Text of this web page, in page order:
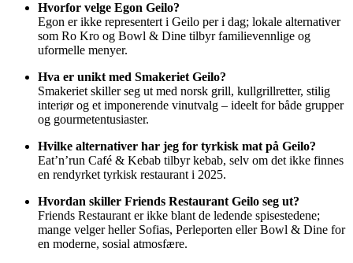
Hvorfor velge Egon Geilo?
Egon er ikke representert i Geilo per i dag; lokale alternativer
som Ro Kro og Bowl & Dine tilbyr familievennlige og
uformelle menyer.
Hva er unikt med Smakeriet Geilo?
Smakeriet skiller seg ut med norsk grill, kullgrillretter, stilig
interiør og et imponerende vinutvalg – ideelt for både grupper
og gourmetentusiaster.
Hvilke alternativer har jeg for tyrkisk mat på Geilo?
Eat’n’run Café & Kebab tilbyr kebab, selv om det ikke finnes
en rendyrket tyrkisk restaurant i 2025.
Hvordan skiller Friends Restaurant Geilo seg ut?
Friends Restaurant er ikke blant de ledende spisestedene;
mange velger heller Sofias, Perleporten eller Bowl & Dine for
en moderne, sosial atmosfære.